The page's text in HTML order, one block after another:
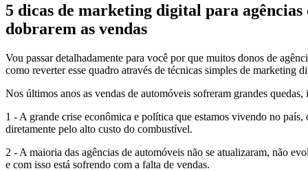
5 dicas de marketing digital para agências
dobrarem as vendas
Vou passar detalhadamente para você por que muitos donos de
como reverter esse quadro através de técnicas simples de marketing
Nos últimos anos as vendas de automóveis sofreram grandes
1 - A grande crise econômica e política que estamos vivendo no
diretamente pelo alto custo do combustível.
2 - A maioria das agências de automóveis não se atualizaram, não
e com isso está sofrendo com a falta de vendas.